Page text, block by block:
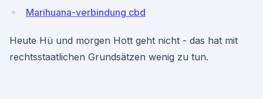
Marihuana-verbindung cbd
Heute Hü und morgen Hott geht nicht - das hat mit
rechtsstaatlichen Grundsätzen wenig zu tun.